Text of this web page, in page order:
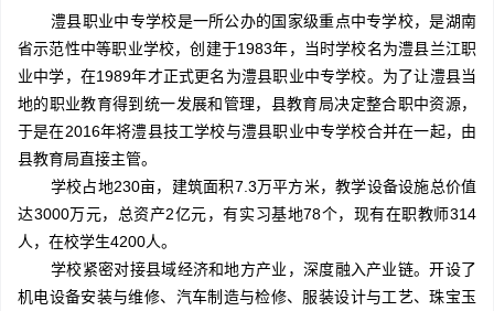
澧县职业中专学校是一所公办的国家级重点中专学校，是湖南
省示范性中等职业学校，创建于1983年，当时学校名为澧县兰江职
业中学，在1989年才正式更名为澧县职业中专学校。为了让澧县当
地的职业教育得到统一发展和管理，县教育局决定整合职中资源，
于是在2016年将澧县技工学校与澧县职业中专学校合并在一起，由
县教育局直接主管。
学校占地230亩，建筑面积7.3万平方米，教学设备设施总价值
达3000万元，总资产2亿元，有实习基地78个，现有在职教师314
人，在校学生4200人。
学校紧密对接县域经济和地方产业，深度融入产业链。开设了
机电设备安装与维修、汽车制造与检修、服装设计与工艺、珠宝玉